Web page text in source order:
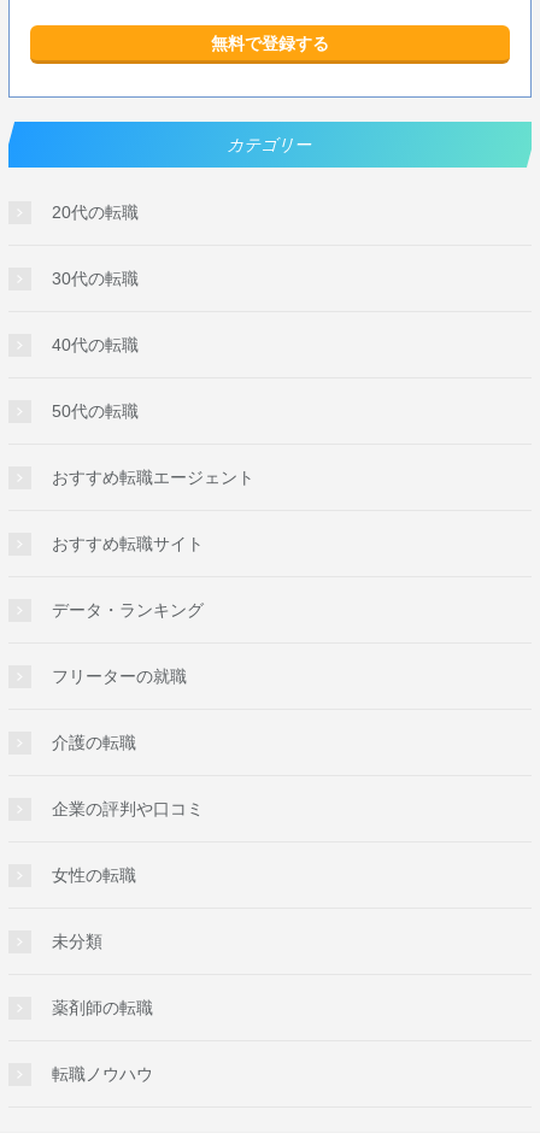
無料で登録する
カテゴリー
20代の転職
30代の転職
40代の転職
50代の転職
おすすめ転職エージェント
おすすめ転職サイト
データ・ランキング
フリーターの就職
介護の転職
企業の評判や口コミ
女性の転職
未分類
薬剤師の転職
転職ノウハウ